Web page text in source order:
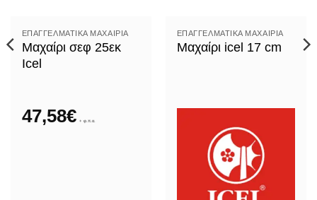
ΕΠΑΓΓΕΛΜΑΤΙΚΆ ΜΑΧΑΊΡΙΑ
Μαχαίρι σεφ 25εκ
Icel
47,58€ + φ.π.α.
ΕΠΑΓΓΕΛΜΑΤΙΚΆ ΜΑΧΑΊΡΙΑ
Μαχαίρι icel 17 cm